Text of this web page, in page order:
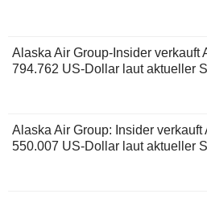
Alaska Air Group-Insider verkauft
794.762 US-Dollar laut aktueller
Alaska Air Group: Insider verkauft
550.007 US-Dollar laut aktueller